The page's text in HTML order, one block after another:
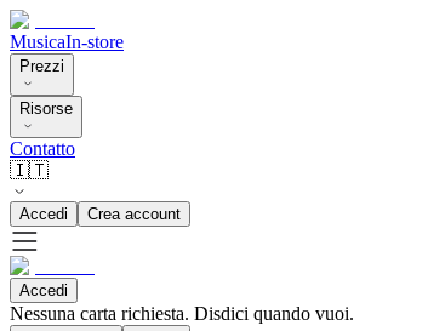
MusicaIn-store
Prezzi
Risorse
Contatto
🇮🇹
Accedi Crea account
Accedi
Nessuna carta richiesta. Disdici quando vuoi.